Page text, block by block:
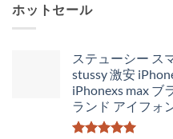
ホットセール
ステューシー ス
stussy 激安
iPhonexs max ブ
ランド アイフォ